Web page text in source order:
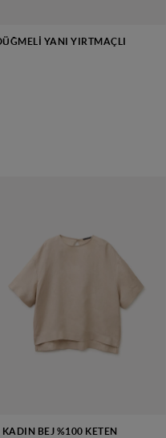
YANI YIRTMAÇLI
KADIN BEJ %100 KETEN